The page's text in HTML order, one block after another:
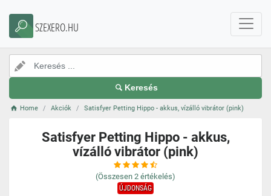
SZEXERO.HU
Keresés
Home Akciók Satisfyer Petting Hippo - akkus, vízálló vibrátor (pink)
Satisfyer Petting Hippo - akkus,
vízálló vibrátor (pink)
(Összesen 2 értékelés)
ÚJDONSÁG